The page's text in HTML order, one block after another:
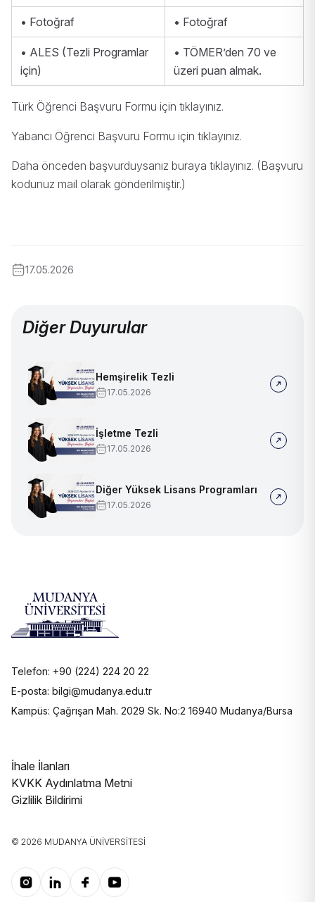
• Fotoğraf • Fotoğraf
• ALES (Tezli Programlar
için)
• TÖMER’den 70 ve
üzeri puan almak.
Türk Öğrenci Başvuru Formu için tıklayınız.
Yabancı Öğrenci Başvuru Formu için tıklayınız.
Daha önceden başvurduysanız buraya tıklayınız. (Başvuru
kodunuz mail olarak gönderilmiştir.)
17.05.2026
Diğer Duyurular
Hemşirelik Tezli
17.05.2026
İşletme Tezli
17.05.2026
Diğer Yüksek Lisans Programları
17.05.2026
Telefon: +90 (224) 224 20 22
E-posta: bilgi@mudanya.edu.tr
Kampüs: Çağrışan Mah. 2029 Sk. No:2 16940 Mudanya/Bursa
İhale İlanları
KVKK Aydınlatma Metni
Gizlilik Bildirimi
© 2026 MUDANYA ÜNIVERSITESI